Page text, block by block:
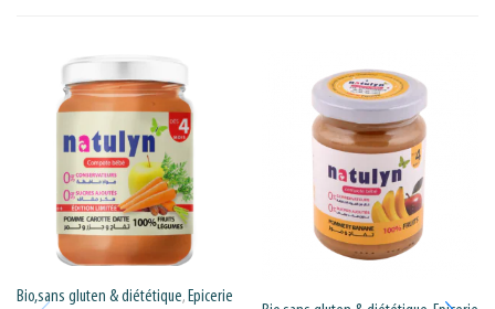
Bio,sans gluten & diététique, Epicerie